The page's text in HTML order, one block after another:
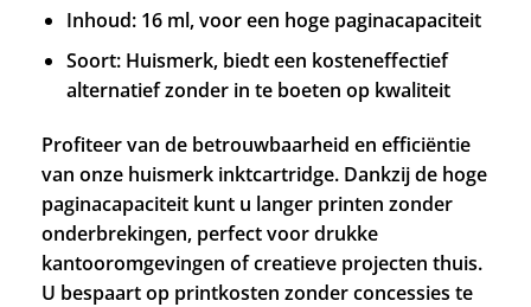
Inhoud: 16 ml, voor een hoge paginacapaciteit
Soort: Huismerk, biedt een kosteneffectief
alternatief zonder in te boeten op kwaliteit
Profiteer van de betrouwbaarheid en efficiëntie
van onze huismerk inktcartridge. Dankzij de hoge
paginacapaciteit kunt u langer printen zonder
onderbrekingen, perfect voor drukke
kantooromgevingen of creatieve projecten thuis.
U bespaart op printkosten zonder concessies te